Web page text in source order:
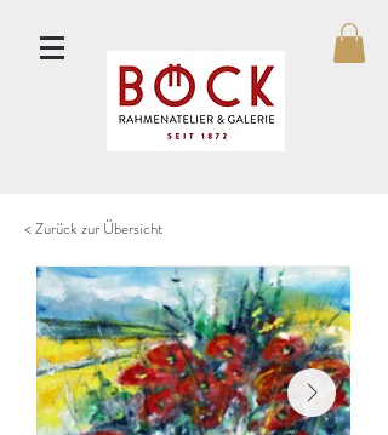
< Zurück zur Übersicht